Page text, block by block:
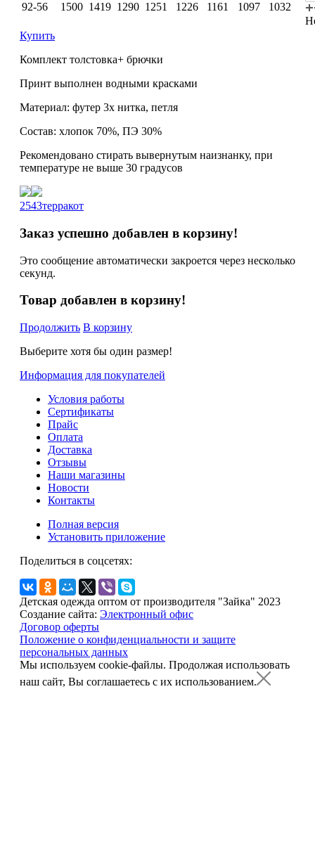
92-56 1500 1419 1290 1251 1226 1161 1097
1032
Купить
Комплект толстовка+ брючки
Принт выполнен водными красками
Материал: футер 3х нитка, петля
Состав: хлопок 70%, ПЭ 30%
Рекомендовано стирать вывернутым наизнанку, при
температуре не выше 30 градусов
2543терракот
Заказ успешно добавлен в корзину!
Это сообщение автоматически закроется через несколько
секунд.
Товар добавлен в корзину!
Продолжить В корзину
Выберите хотя бы один размер!
Информация для покупателей
Условия работы
Сертификаты
Прайс
Оплата
Доставка
Отзывы
Наши магазины
Новости
Контакты
Полная версия
Установить приложение
Поделиться в соцсетях:
Детская одежда оптом от производителя "Зайка" 2023
Создание сайта: Электронный офис
Договор оферты
Положение о конфиденциальности и защите
персональных данных
Мы используем cookie-файлы. Продолжая использовать
наш сайт, Вы соглашаетесь с их использованием.